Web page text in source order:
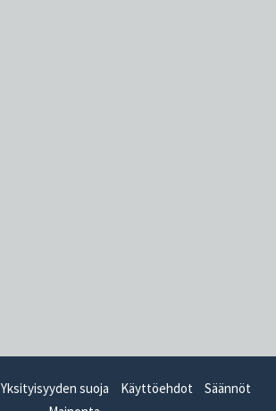
Yksityisyyden suoja Käyttöehdot
Säännöt